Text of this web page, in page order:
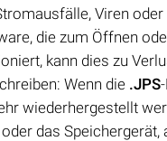
Viren
die zum Öffnen
kann dies zu
Wenn die .JPS
wiederhergestellt
das Speichergerät,